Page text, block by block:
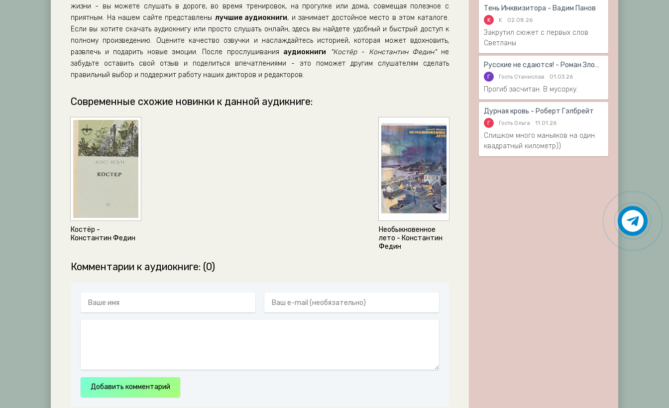
0018
0019
0020
0021
0023
0024
0025
0026
0030
0031
0033
0035
0036
0040
жизни - вы можете слушать в дороге, во время тренировок, на прогулке или дома, совмещая полезное с
приятным. На нашем сайте представлены лучшие аудиокниги, и занимает достойное место в этом каталоге.
Если вы хотите скачать аудиокнигу или просто слушать онлайн, здесь вы найдете удобный и быстрый доступ к
полному произведению. Оцените качество озвучки и наслаждайтесь историей, которая может вдохновить,
развлечь и подарить новые эмоции. После прослушивания аудиокниги "Костёр - Константин Федин"не
забудьте оставить свой отзыв и поделиться впечатлениями - это поможет другим слушателям сделать
правильный выбор и поддержит работу наших дикторов и редакторов.
Современные схожие новинки к данной аудикниге:
Костёр -
Константин Федин
Необыкновенное
лето - Константин
Федин
Комментарии к аудиокниге: (0)
Добавить комментарий
Тень Инквизитора - Вадим Панов
K K 02.08.26
Закрутил сюжет с первых слов
Светланы
Русские не сдаются! - Роман Злотников
Г Гость Станислав 01.03.26
Прогиб засчитан. В мусорку.
Дурная кровь - Роберт Гэлбрейт
Г Гость Ольга 11.01.26
Слишком много маньяков на один
квадратный километр))